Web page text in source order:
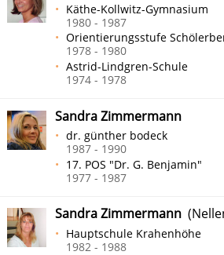
Käthe-Kollwitz-Gymnasium
1980 - 1987
Orientierungsstufe
1978 - 1980
Astrid-Lindgren-Schule
1974 - 1978
Sandra Zimmermann
dr. günther bodeck
1987 - 1990
17. POS "Dr. G. Benjamin"
1977 - 1987
Sandra Zimmermann
Hauptschule Krahenhöhe
1982 - 1988